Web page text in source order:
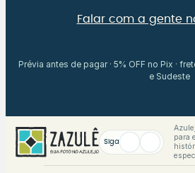
Falar com a gente
Prévia antes de pagar · 5% OFF no Pix ·
e Sudeste
Siga
para